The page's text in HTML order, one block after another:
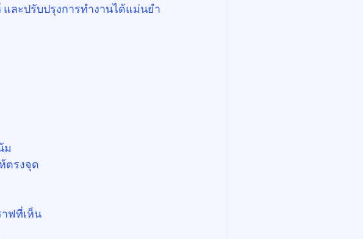
และปรับปรุงการทำงานได้แม่นยำ
ม
ตรงจุด
าฟที่เห็น